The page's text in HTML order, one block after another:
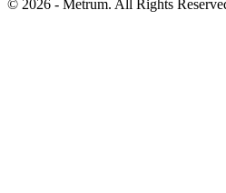
© 2026 - Metrum. All Rights